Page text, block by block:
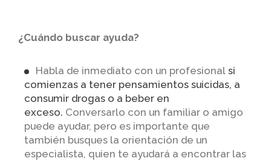
¿Cuándo buscar ayuda?
Habla de inmediato con un profesional si
comienzas a tener pensamientos suicidas, a
consumir drogas o a beber en
exceso. Conversarlo con un familiar o amigo
puede ayudar, pero es importante que
también busques la orientación de un
especialista, quien te ayudará a encontrar las